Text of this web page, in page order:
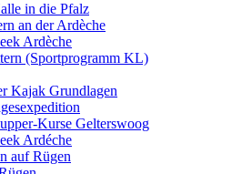
in die Pfalz
an der Ardèche
Ardèche
(Sportprogramm KL)
Kajak Grundlagen
Kurse Gelterswoog
Ardéche
auf Rügen